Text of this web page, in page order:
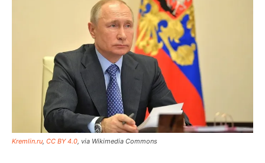
Kremlin.ru CC BY 4.0 , via Wikimedia Commons